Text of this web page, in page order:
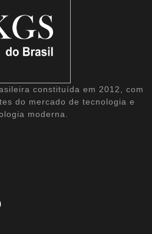
constituída em 2012, com
do mercado de tecnologia e
moderna.